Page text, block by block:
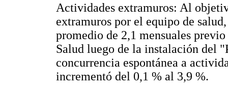
Actividades extramuros: Al
extramuros por el equipo de
promedio de 2,1 mensuales
Salud luego de la instalación del
concurrencia espontánea a
incrementó del 0,1 % al 3,9 %.